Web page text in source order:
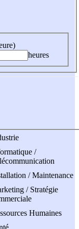
heures
/
/ Maintenance
/ Stratégie
Humaines